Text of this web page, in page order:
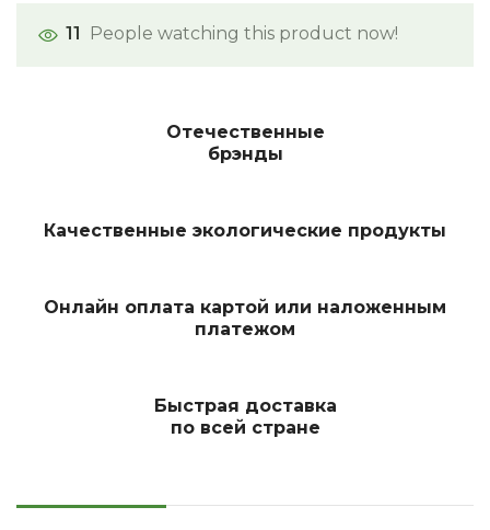
11 People watching this product now!
Отечественные
брэнды
Качественные экологические продукты
Онлайн оплата картой или наложенным
платежом
Быстрая доставка
по всей стране